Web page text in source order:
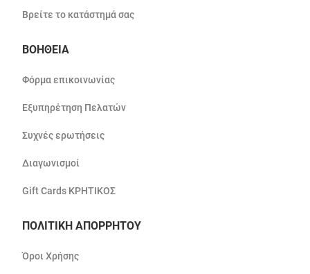
Βρείτε το κατάστημά σας
ΒΟΗΘΕΙΑ
Φόρμα επικοινωνίας
Εξυπηρέτηση Πελατών
Συχνές ερωτήσεις
Διαγωνισμοί
Gift Cards ΚΡΗΤΙΚΟΣ
ΠΟΛΙΤΙΚΗ ΑΠΟΡΡΗΤΟΥ
Όροι Χρήσης